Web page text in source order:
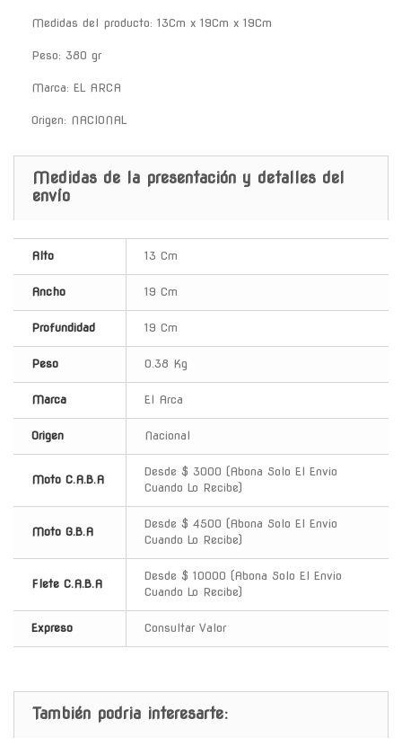
Medidas del producto: 13Cm x 19Cm x 19Cm
Peso: 380 gr
Marca: EL ARCA
Origen: NACIONAL
Medidas de la presentación y detalles del
envío
Alto 13 Cm
Ancho 19 Cm
Profundidad 19 Cm
Peso 0.38 Kg
Marca El Arca
Origen Nacional
Moto C.A.B.A
Desde $ 3000 (Abona Solo El Envio
Cuando Lo Recibe)
Moto G.B.A
Desde $ 4500 (Abona Solo El Envio
Cuando Lo Recibe)
Flete C.A.B.A
Desde $ 10000 (Abona Solo El Envio
Cuando Lo Recibe)
Expreso Consultar Valor
También podria interesarte: